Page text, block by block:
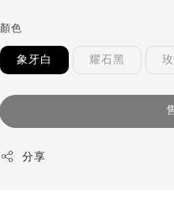
顏色
象牙白 耀石黑
分享